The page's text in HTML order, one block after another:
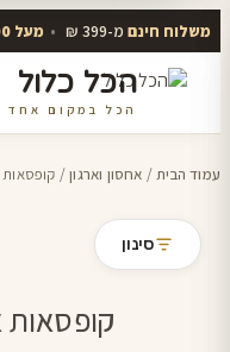
משלוח חינם מ-399 ₪ • מעל 6,000 פריטים
הכל כלול
הכל במקום אחד
עמוד הבית/ אחסון וארגון/ קופסאות
סינון
קופסאות